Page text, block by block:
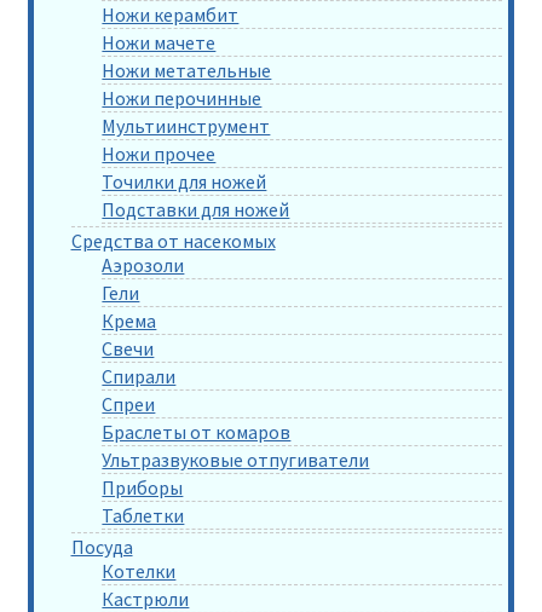
Ножи керамбит
Ножи мачете
Ножи метательные
Ножи перочинные
Мультиинструмент
Ножи прочее
Точилки для ножей
Подставки для ножей
Средства от насекомых
Аэрозоли
Гели
Крема
Свечи
Спирали
Спреи
Браслеты от комаров
Ультразвуковые отпугиватели
Приборы
Таблетки
Посуда
Котелки
Кастрюли